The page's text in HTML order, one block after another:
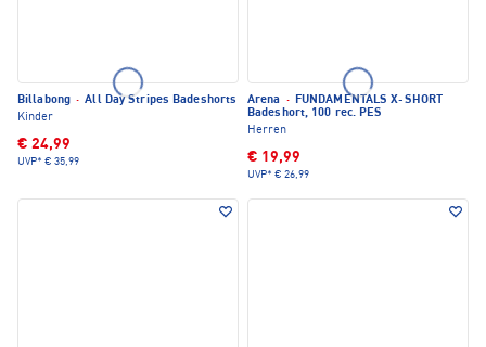
Billabong · All Day Stripes Badeshorts
Kinder
€ 24,99
UVP* € 35,99
Arena · FUNDAMENTALS X-SHORT
Badeshort, 100 rec. PES
Herren
€ 19,99
UVP* € 26,99